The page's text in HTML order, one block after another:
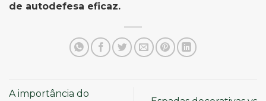
de autodefesa eficaz.
A importância do